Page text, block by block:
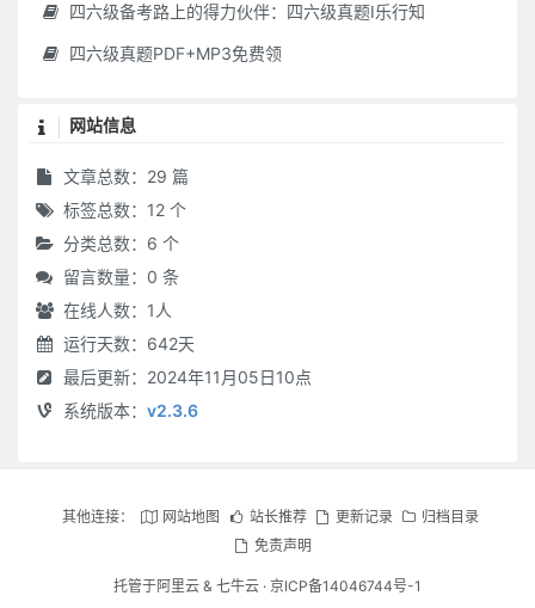
四六级备考路上的得力伙伴：四六级真题I乐行知
四六级真题PDF+MP3免费领
网站信息
文章总数：29 篇
标签总数：12 个
分类总数：6 个
留言数量：0 条
在线人数： 1 人
运行天数：642天
最后更新：2024年11月05日10点
系统版本： v2.3.6
其他连接： 网站地图 站长推荐 更新记录
归档目录
免责声明
托管于阿里云 & 七牛云 · 京ICP备14046744号-1